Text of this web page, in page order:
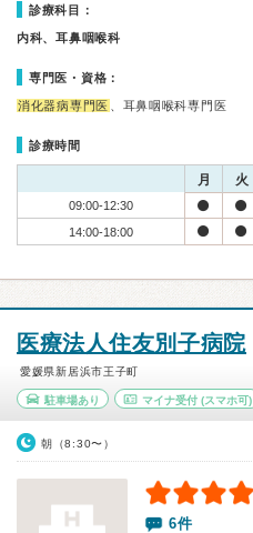
診療科目：
内科、耳鼻咽喉科
専門医・資格：
消化器病専門医 、耳鼻咽喉科専門医
診療時間
月 火
09:00-12:30
14:00-18:00
医療法人住友別子病院
愛媛県新居浜市王子町
駐車場あり マイナ受付(スマホ可)
朝（8:30〜）
6件